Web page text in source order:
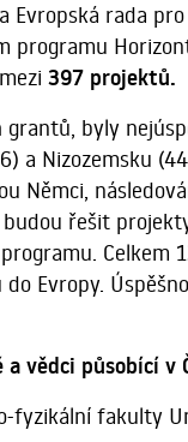
Evropská rada
programu
397 projektů.
grantů, byly
a Nizozemsku
Němci,
řešit
Celkem
Evropy.
vědci působící v
fyzikální fakulty